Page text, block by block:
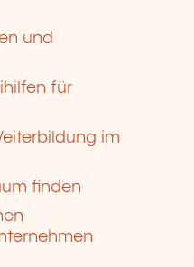
und
für
im
finden